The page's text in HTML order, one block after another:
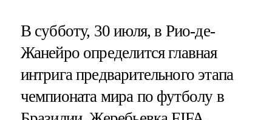
В субботу, 30 июля, в Рио-де-
Жанейро определится главная
интрига предварительного этапа
чемпионата мира по футболу в